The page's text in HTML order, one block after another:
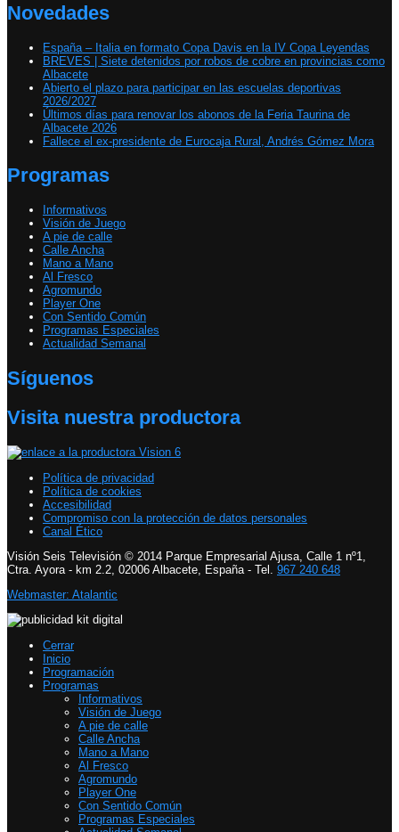
Novedades
España – Italia en formato Copa Davis en la IV Copa Leyendas
BREVES | Siete detenidos por robos de cobre en provincias como
Albacete
Abierto el plazo para participar en las escuelas deportivas
2026/2027
Últimos días para renovar los abonos de la Feria Taurina de
Albacete 2026
Fallece el ex-presidente de Eurocaja Rural, Andrés Gómez Mora
Programas
Informativos
Visión de Juego
A pie de calle
Calle Ancha
Mano a Mano
Al Fresco
Agromundo
Player One
Con Sentido Común
Programas Especiales
Actualidad Semanal
Síguenos
Visita nuestra productora
Política de privacidad
Política de cookies
Accesibilidad
Compromiso con la protección de datos personales
Canal Ético
Visión Seis Televisión © 2014 Parque Empresarial Ajusa, Calle 1 nº1,
Ctra. Ayora - km 2.2, 02006 Albacete, España - Tel. 967 240 648
Webmaster: Atalantic
Cerrar
Inicio
Programación
Programas
Informativos
Visión de Juego
A pie de calle
Calle Ancha
Mano a Mano
Al Fresco
Agromundo
Player One
Con Sentido Común
Programas Especiales